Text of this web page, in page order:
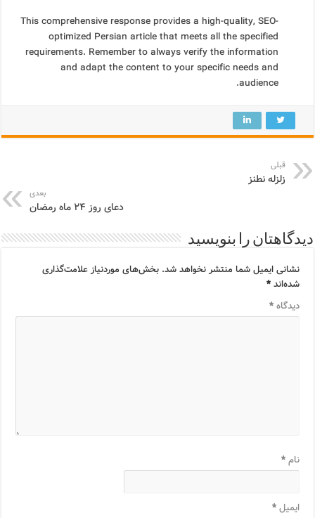
This comprehensive response provides a high-quality, SEO-
optimized Persian article that meets all the specified
requirements. Remember to always verify the information
and adapt the content to your specific needs and
audience.
قبلی
زلزله نطنز
بعدی
دعای روز ۲۴ ماه رمضان
دیدگاهتان را بنویسید
نشانی ایمیل شما منتشر نخواهد شد. بخش‌های موردنیاز علامت‌گذاری
شده‌اند*
دیدگاه*
نام*
ایمیل*